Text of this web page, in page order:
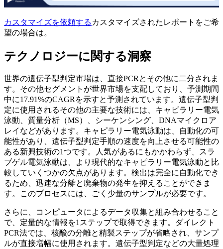
カスタマイズを依頼する カスタマイズされたレポートをご希
望の場合は。
テクノロジーに関する洞察
世界の遺伝子型判定市場は、直接PCRとその他に二分されま
す。その他セグメントが世界市場を支配しており、予測期間
中に17.91%のCAGRを示すと予測されています。遺伝子型判
定に使用されるその他の主要な技術には、キャピラリー電気
泳動、質量分析（MS）、シーケンシング、DNAマイクロア
レイなどがあります。キャピラリー電気泳動は、自動化の可
能性があり、遺伝子型判定手順の速度を向上させる可能性の
ある新興技術の1つです。人気があるにもかかわらず、スラ
ブゲル電気泳動は、より現代的なキャピラリー電気泳動と比
較していくつかの欠点があります。検出は完全に自動化でき
るため、迅速な分離と廃棄物の発生を抑えることができま
す。このプロセスには、ごく少量のサンプルが必要です。
さらに、コンピュータによるデータ収集と組み合わせること
で、定量的な情報を1ステップで取得できます。ダイレクト
PCR法では、核酸の分離と精製ステップが省略され、サンプ
ルが直接増幅に使用されます。遺伝子型判定などの大量処理